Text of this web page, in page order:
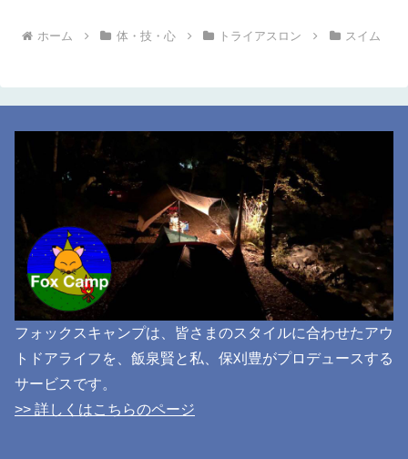
ホーム 体・技・心 トライアスロン スイム
フォックスキャンプは、皆さまのスタイルに合わせたアウ
トドアライフを、飯泉賢と私、保刈豊がプロデュースする
サービスです。
>> 詳しくはこちらのページ